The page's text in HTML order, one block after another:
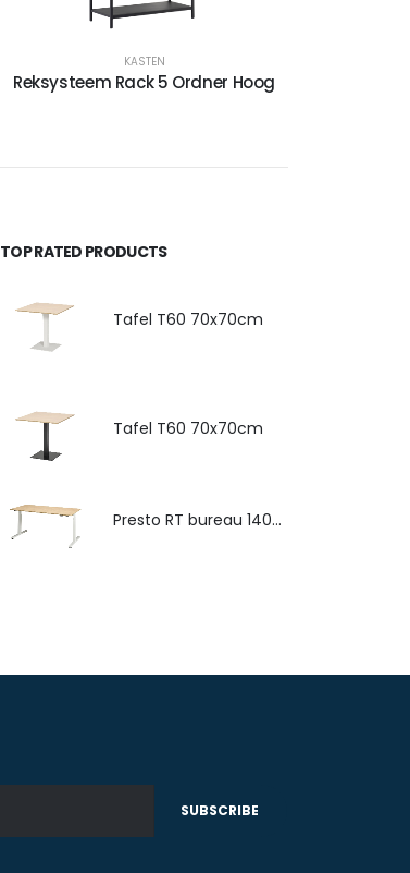
KASTEN
Reksysteem Rack 5 Ordner Hoog
TOP RATED PRODUCTS
Tafel T60 70x70cm
Tafel T60 70x70cm
Presto RT bureau 140x80cm